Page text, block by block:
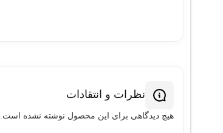
نظرات و انتقادات
هیچ دیدگاهی برای این محصول نوشته نشده است.